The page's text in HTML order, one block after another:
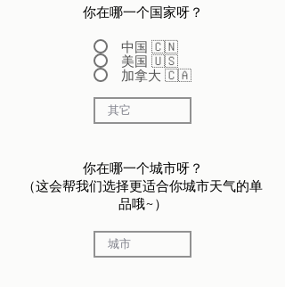
​你在哪一个国家呀？
中国 🇨🇳
美国 🇺🇸
加拿大 🇨🇦
​你在哪一个城市呀？
（这会帮我们选择更适合你城市天气的单
品哦~）